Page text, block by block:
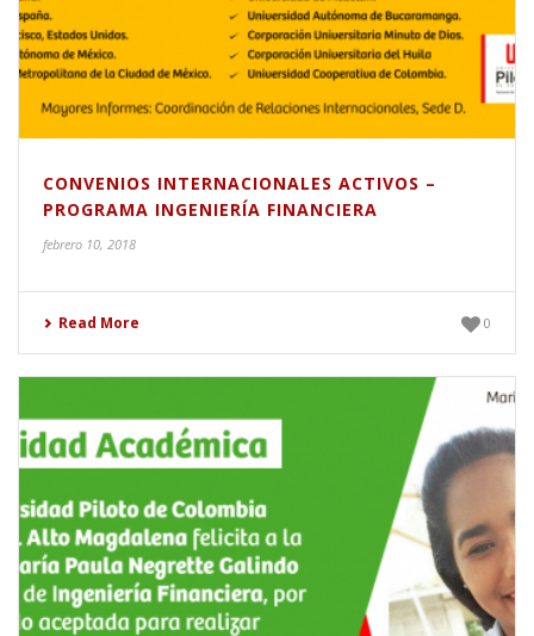
CONVENIOS INTERNACIONALES ACTIVOS –
PROGRAMA INGENIERÍA FINANCIERA
febrero 10, 2018
Read More 0